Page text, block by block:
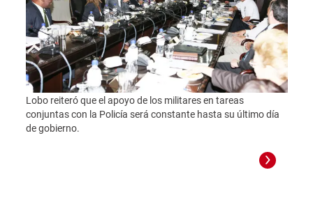
Lobo reiteró que el apoyo de los militares en tareas
conjuntas con la Policía será constante hasta su último día
de gobierno.